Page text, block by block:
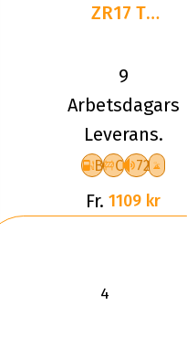
ZR17 TL
PT565
MULTI
ACTION
XL
9
Arbetsdagars
Leverans.
B C 72
Fr. 1109 kr